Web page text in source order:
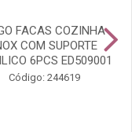
FACAS COZINHA
COM SUPORTE
6PCS ED509001
Código: 244619